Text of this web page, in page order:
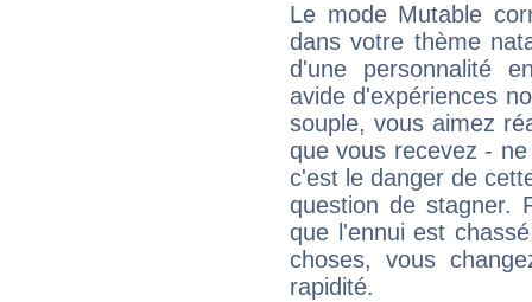
Le mode Mutable
dans votre thème
d'une personnalité
avide d'expériences
souple, vous aimez
que vous recevez -
c'est le danger de
question de stagner.
que l'ennui est
choses, vous
rapidité.